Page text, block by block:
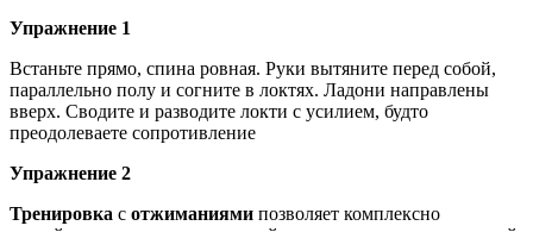
Упражнение 1
Встаньте прямо, спина ровная. Руки вытяните перед собой,
параллельно полу и согните в локтях. Ладони направлены
вверх. Сводите и разводите локти с усилием, будто
преодолеваете сопротивление
Упражнение 2
Тренировка с отжиманиями позволяет комплексно